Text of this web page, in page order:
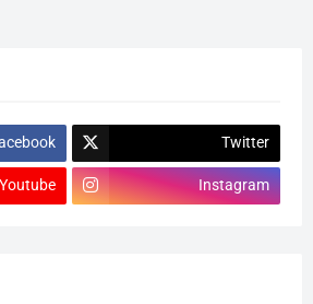
Twitter
Youtube Instagram